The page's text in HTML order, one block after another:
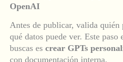
OpenAI
Antes de publicar, valida quién
qué datos puede ver. Este paso
buscas es crear GPTs
con documentación interna.